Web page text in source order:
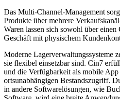
Das Multi-Channel-Management
Produkte über mehrere
Waren lassen sich sowohl über
Geschäft mit physischem
Moderne Lagerverwaltungssysteme
sie flexibel einsetzbar sind. Cin7
und die Verfügbarkeit als mobile
ortsunabhängigen Bestandszugriff.
in andere Softwarelösungen, wie